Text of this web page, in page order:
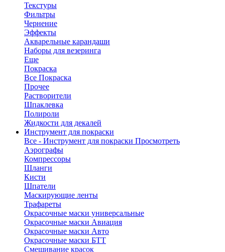
Текстуры
Фильтры
Чернение
Эффекты
Акварельные карандаши
Наборы для везеринга
Еще
Покраска
Все Покраска
Прочее
Растворители
Шпаклевка
Полироли
Жидкости для декалей
Инструмент для покраски
Все - Инструмент для покраски Просмотреть
Аэрографы
Компрессоры
Шланги
Кисти
Шпатели
Маскирующие ленты
Трафареты
Окрасочные маски универсальные
Окрасочные маски Авиация
Окрасочные маски Авто
Окрасочные маски БТТ
Смешивание красок